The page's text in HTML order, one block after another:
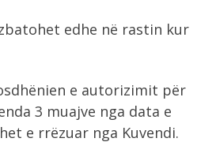
edhe në rastin kur
e autorizimit për
3 muajve nga data e
e rrëzuar nga Kuvendi.